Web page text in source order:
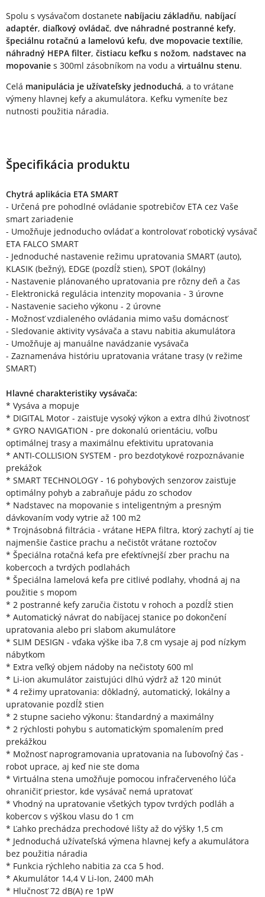
Spolu s vysávačom dostanete nabíjaciu základňu, nabíjací
adaptér, diaľkový ovládač, dve náhradné postranné kefy,
špeciálnu rotačnú a lamelovú kefu, dve mopovacie textílie,
náhradný HEPA filter, čistiacu kefku s nožom, nadstavec na
mopovanie s 300ml zásobníkom na vodu a virtuálnu stenu.
Celá manipulácia je užívateľsky jednoduchá, a to vrátane
výmeny hlavnej kefy a akumulátora. Kefku vymeníte bez
nutnosti použitia náradia.
Špecifikácia produktu
Chytrá aplikácia ETA SMART
- Určená pre pohodlné ovládanie spotrebičov ETA cez Vaše
smart zariadenie
- Umožňuje jednoducho ovládať a kontrolovať robotický vysávač
ETA FALCO SMART
- Jednoduché nastavenie režimu upratovania SMART (auto),
KLASIK (bežný), EDGE (pozdĺž stien), SPOT (lokálny)
- Nastavenie plánovaného upratovania pre rôzny deň a čas
- Elektronická regulácia intenzity mopovania - 3 úrovne
- Nastavenie sacieho výkonu - 2 úrovne
- Možnosť vzdialeného ovládania mimo vašu domácnosť
- Sledovanie aktivity vysávača a stavu nabitia akumulátora
- Umožňuje aj manuálne navádzanie vysávača
- Zaznamenáva históriu upratovania vrátane trasy (v režime
SMART)
Hlavné charakteristiky vysávača:
* Vysáva a mopuje
* DIGITAL Motor - zaisťuje vysoký výkon a extra dlhú životnosť
* GYRO NAVIGATION - pre dokonalú orientáciu, voľbu
optimálnej trasy a maximálnu efektivitu upratovania
* ANTI-COLLISION SYSTEM - pro bezdotykové rozpoznávanie
prekážok
* SMART TECHNOLOGY - 16 pohybových senzorov zaisťuje
optimálny pohyb a zabraňuje pádu zo schodov
* Nadstavec na mopovanie s inteligentným a presným
dávkovaním vody vytrie až 100 m2
* Trojnásobná filtrácia - vrátane HEPA filtra, ktorý zachytí aj tie
najmenšie častice prachu a nečistôt vrátane roztočov
* Špeciálna rotačná kefa pre efektívnejší zber prachu na
kobercoch a tvrdých podlahách
* Špeciálna lamelová kefa pre citlivé podlahy, vhodná aj na
použitie s mopom
* 2 postranné kefy zaručia čistotu v rohoch a pozdĺž stien
* Automatický návrat do nabíjacej stanice po dokončení
upratovania alebo pri slabom akumulátore
* SLIM DESIGN - vďaka výške iba 7,8 cm vysaje aj pod nízkym
nábytkom
* Extra veľký objem nádoby na nečistoty 600 ml
* Li-ion akumulátor zaisťujúci dlhú výdrž až 120 minút
* 4 režimy upratovania: dôkladný, automatický, lokálny a
upratovanie pozdĺž stien
* 2 stupne sacieho výkonu: štandardný a maximálny
* 2 rýchlosti pohybu s automatickým spomalením pred
prekážkou
* Možnosť naprogramovania upratovania na ľubovoľný čas -
robot uprace, aj keď nie ste doma
* Virtuálna stena umožňuje pomocou infračerveného lúča
ohraničiť priestor, kde vysávač nemá upratovať
* Vhodný na upratovanie všetkých typov tvrdých podláh a
kobercov s výškou vlasu do 1 cm
* Ľahko prechádza prechodové lišty až do výšky 1,5 cm
* Jednoduchá užívateľská výmena hlavnej kefy a akumulátora
bez použitia náradia
* Funkcia rýchleho nabitia za cca 5 hod.
* Akumulátor 14,4 V Li-Ion, 2400 mAh
* Hlučnosť 72 dB(A) re 1pW